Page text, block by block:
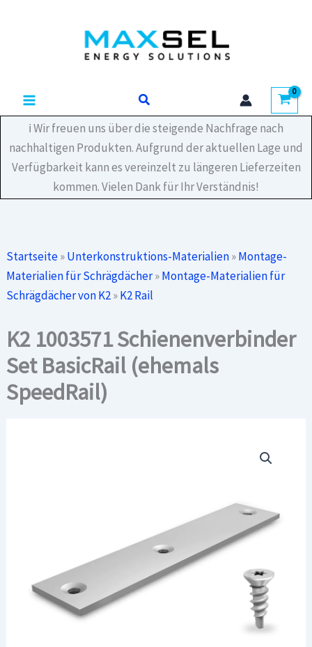
Suchen
ℹ️ Wir freuen uns über die steigende Nachfrage nach
nachhaltigen Produkten. Aufgrund der aktuellen Lage und
Verfügbarkeit kann es vereinzelt zu längeren Lieferzeiten
kommen. Vielen Dank für Ihr Verständnis!
Startseite»Unterkonstruktions-Materialien»Montage-
Materialien für Schrägdächer»Montage-Materialien für
Schrägdächer von K2»K2 Rail
K2 1003571 Schienenverbinder
Set BasicRail (ehemals
SpeedRail)